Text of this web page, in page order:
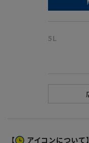
5L
【 アイコンについて】